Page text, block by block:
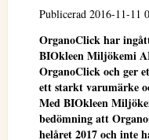
Publicerad 2016-11-11
OrganoClick har
BIOkleen Miljökemi
OrganoClick och ger
ett starkt varumärke
Med BIOkleen
bedömning att
helåret 2017 och inte